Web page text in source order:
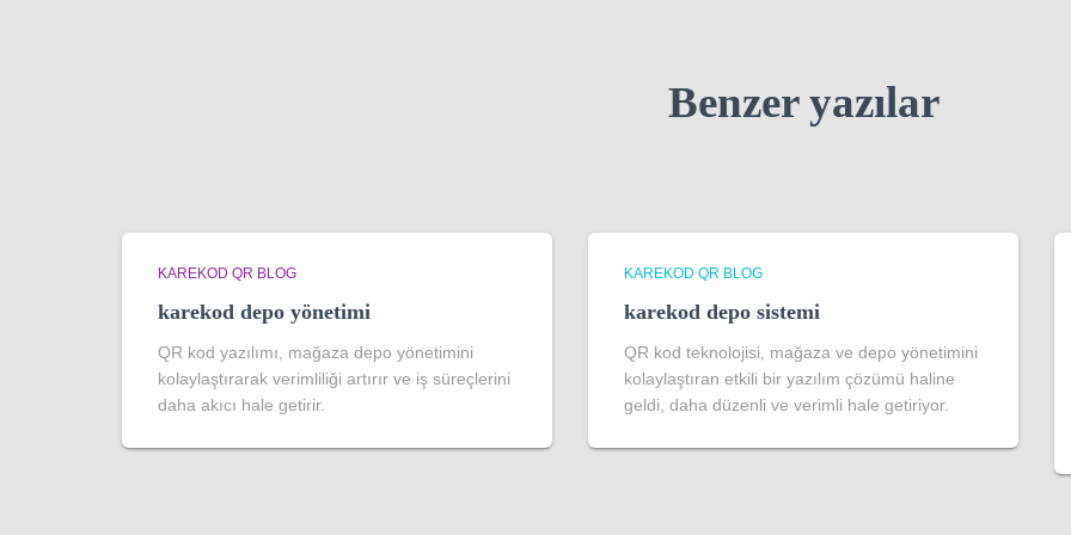
Benzer yazılar
KAREKOD QR BLOG
karekod depo yönetimi
QR kod yazılımı, mağaza depo yönetimini
kolaylaştırarak verimliliği artırır ve iş süreçlerini
daha akıcı hale getirir.
KAREKOD QR BLOG
karekod depo sistemi
QR kod teknolojisi, mağaza ve depo yönetimini
kolaylaştıran etkili bir yazılım çözümü haline
geldi, daha düzenli ve verimli hale getiriyor.